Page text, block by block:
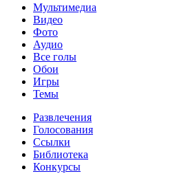
Мультимедиа
Видео
Фото
Аудио
Все голы
Обои
Игры
Темы
Развлечения
Голосования
Ссылки
Библиотека
Конкурсы